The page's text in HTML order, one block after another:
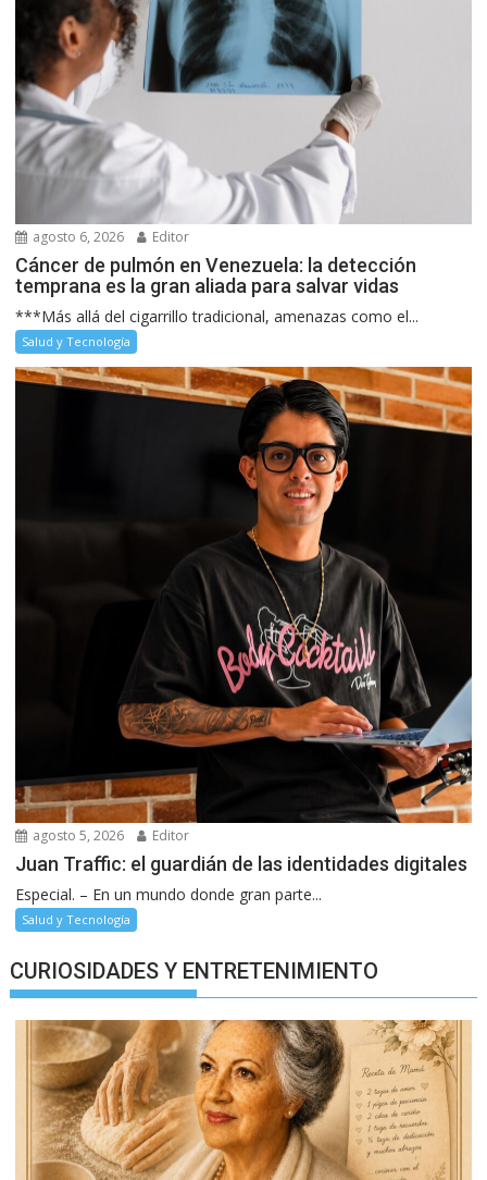
agosto 6, 2026 Editor
Cáncer de pulmón en Venezuela: la detección
temprana es la gran aliada para salvar vidas
***Más allá del cigarrillo tradicional, amenazas como el...
Salud y Tecnología
agosto 5, 2026 Editor
Juan Traffic: el guardián de las identidades digitales
Especial. – En un mundo donde gran parte...
Salud y Tecnología
CURIOSIDADES Y ENTRETENIMIENTO